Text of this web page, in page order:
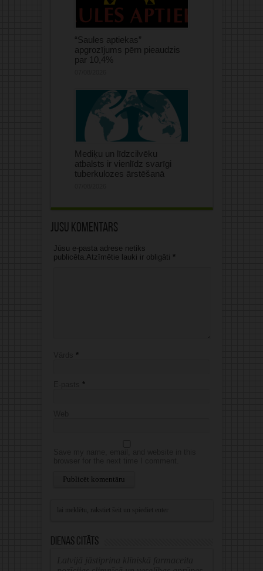
“Saules aptiekas”
apgrozījums pērn pieaudzis
par 10,4%
Mediķu un līdzcilvēku
atbalsts ir vienlīdz svarīgi
tuberkulozes ārstēšanā
Jūsu komentārs
Jūsu e-pasta adrese netiks
publicēta.Atzīmētie lauki ir obligāti *
*
*
Dienas citāts